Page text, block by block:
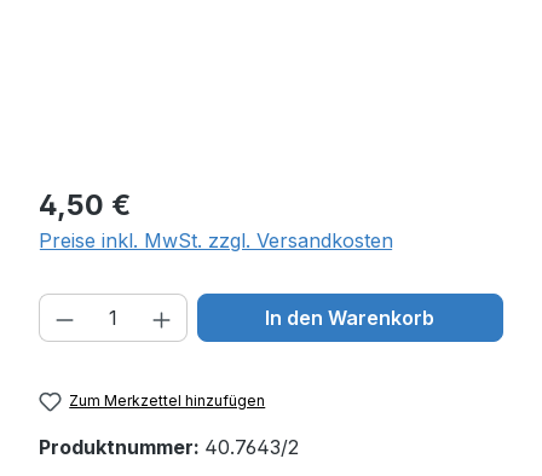
Regulärer Preis:
4,50 €
Preise inkl. MwSt. zzgl. Versandkosten
Produkt Anzahl: Gib den
In den Warenkorb
Zum Merkzettel hinzufügen
Produktnummer: 40.7643/2